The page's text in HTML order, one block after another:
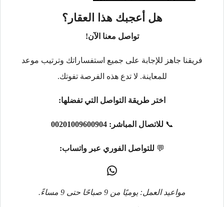
هل أعجبك هذا العقار؟
تواصل معنا الآن!
فريقنا جاهز للإجابة على جميع استفساراتك وترتيب موعد
للمعاينة. لا تدع هذه الفرصة تفوتك.
اختر طريقة التواصل التي تفضلها:
📞 للاتصال المباشر: 00201009600904
💬 للتواصل الفوري عبر واتساب:
مواعيد العمل: يوميًا من 9 صباحًا حتى 9 مساءً.